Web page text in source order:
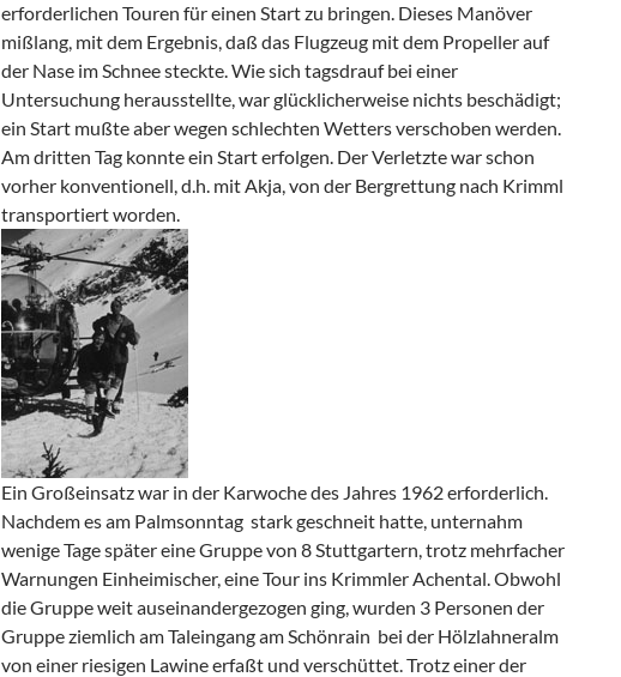
erforderlichen Touren für einen Start zu bringen. Dieses Manöver
mißlang, mit dem Ergebnis, daß das Flugzeug mit dem Propeller auf
der Nase im Schnee steckte. Wie sich tagsdrauf bei einer
Untersuchung herausstellte, war glücklicherweise nichts beschädigt;
ein Start mußte aber wegen schlechten Wetters verschoben werden.
Am dritten Tag konnte ein Start erfolgen. Der Verletzte war schon
vorher konventionell, d.h. mit Akja, von der Bergrettung nach Krimml
transportiert worden.
Ein Großeinsatz war in der Karwoche des Jahres 1962 erforderlich.
Nachdem es am Palmsonntag stark geschneit hatte, unternahm
wenige Tage später eine Gruppe von 8 Stuttgartern, trotz mehrfacher
Warnungen Einheimischer, eine Tour ins Krimmler Achental. Obwohl
die Gruppe weit auseinandergezogen ging, wurden 3 Personen der
Gruppe ziemlich am Taleingang am Schönrain bei der Hölzlahneralm
von einer riesigen Lawine erfaßt und verschüttet. Trotz einer der